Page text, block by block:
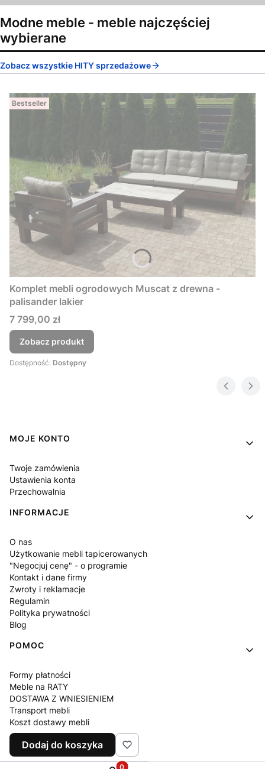
Modne meble - meble najczęściej
wybierane
Zobacz wszystkie HITY sprzedażowe
Bestseller
Komplet mebli ogrodowych Muscat z drewna -
palisander lakier
Cena
7 799,00 zł
Zobacz produkt
Dostępność: Dostępny
Linki w stopce
MOJE KONTO
Twoje zamówienia
Ustawienia konta
Przechowalnia
INFORMACJE
O nas
Użytkowanie mebli tapicerowanych
"Negocjuj cenę" - o programie
Kontakt i dane firmy
Zwroty i reklamacje
Regulamin
Polityka prywatności
Blog
POMOC
Formy płatności
Meble na RATY
DOSTAWA Z WNIESIENIEM
Transport mebli
Koszt dostawy mebli
Czas realizacji zamówienia
Często zadawane pytania
Dodaj do koszyka